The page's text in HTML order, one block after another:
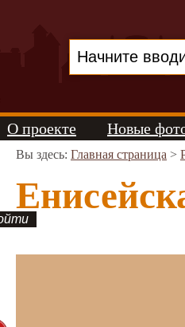
О проекте Новые
Вы здесь: Главная страница >